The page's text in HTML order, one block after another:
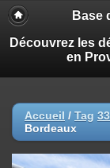
Base
Découvrez les
en
Accueil / Tag 33
Bordeaux